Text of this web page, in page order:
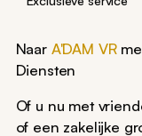
Naar A'DAM VR
Diensten
Of u nu met
of een zakelijke